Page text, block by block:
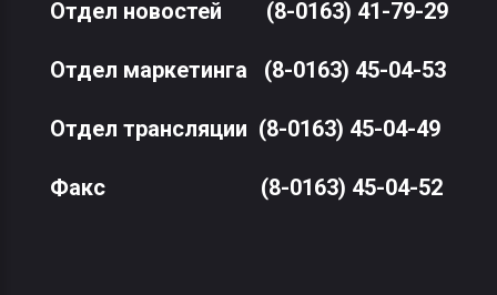
Отдел новостей (8-0163) 41-79-29
Отдел маркетинга (8-0163) 45-04-53
Отдел трансляции (8-0163) 45-04-49
Факс(8-0163) 45-04-52